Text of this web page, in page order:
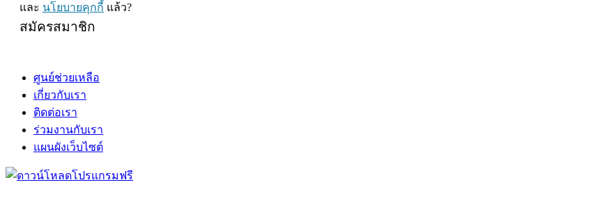
และ นโยบายคุกกี้ แล้ว?
สมัครสมาชิก
ศูนย์ช่วยเหลือ
เกี่ยวกับเรา
ติดต่อเรา
ร่วมงานกับเรา
แผนผังเว็บไซต์